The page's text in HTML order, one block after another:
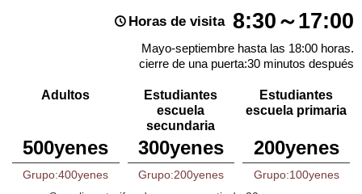
Horas de visita 8:30～17:00
Mayo-septiembre hasta las 18:00 horas.
cierre de una puerta:30 minutos después
Adultos
500yenes
Grupo:400yenes
Estudiantes
escuela
secundaria
300yenes
Grupo:200yenes
Estudiantes
escuela primaria
200yenes
Grupo:100yenes